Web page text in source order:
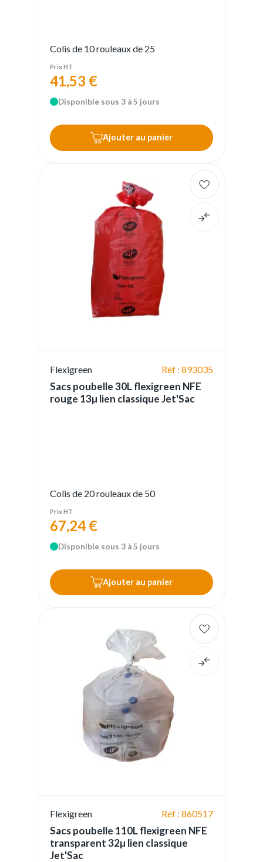
Colis de 10 rouleaux de 25
Prix HT
41,53 €
Disponible sous 3 à 5 jours
Ajouter au panier
Flexigreen Réf : 893035
Sacs poubelle 30L flexigreen NFE
rouge 13µ lien classique Jet'Sac
Colis de 20 rouleaux de 50
Prix HT
67,24 €
Disponible sous 3 à 5 jours
Ajouter au panier
Flexigreen Réf : 860517
Sacs poubelle 110L flexigreen NFE
transparent 32µ lien classique
Jet'Sac